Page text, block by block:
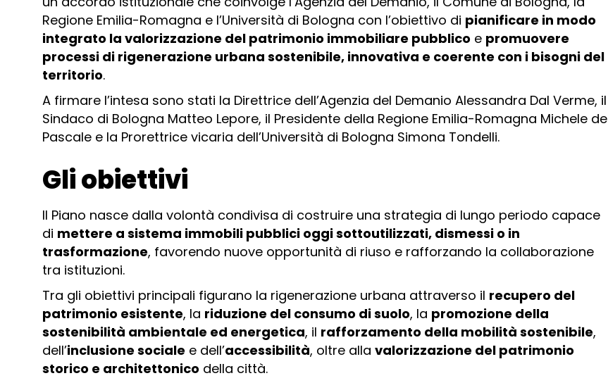
Regione Emilia-Romagna e l’Università di Bologna con l’obiettivo di pianificare in modo
integrato la valorizzazione del patrimonio immobiliare pubblico e promuovere
processi di rigenerazione urbana sostenibile, innovativa e coerente con i bisogni del
territorio.
A firmare l’intesa sono stati la Direttrice dell’Agenzia del Demanio Alessandra Dal Verme, il
Sindaco di Bologna Matteo Lepore, il Presidente della Regione Emilia-Romagna Michele de
Pascale e la Prorettrice vicaria dell’Università di Bologna Simona Tondelli.
Gli obiettivi
Il Piano nasce dalla volontà condivisa di costruire una strategia di lungo periodo capace
di mettere a sistema immobili pubblici oggi sottoutilizzati, dismessi o in
trasformazione, favorendo nuove opportunità di riuso e rafforzando la collaborazione
tra istituzioni.
Tra gli obiettivi principali figurano la rigenerazione urbana attraverso il recupero del
patrimonio esistente, la riduzione del consumo di suolo, la promozione della
sostenibilità ambientale ed energetica, il rafforzamento della mobilità sostenibile,
dell’inclusione sociale e dell’accessibilità, oltre alla valorizzazione del patrimonio
storico e architettonico della città.